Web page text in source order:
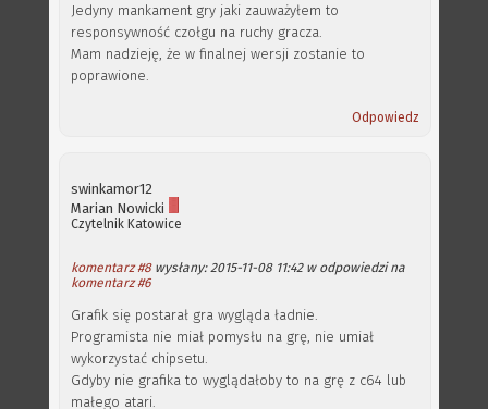
Jedyny mankament gry jaki zauważyłem to
responsywność czołgu na ruchy gracza.
Mam nadzieję, że w finalnej wersji zostanie to
poprawione.
Odpowiedz
swinkamor12
Marian Nowicki
Czytelnik Katowice
komentarz #8wysłany: 2015-11-08 11:42 w odpowiedzi na
komentarz #6
Grafik się postarał gra wygląda ładnie.
Programista nie miał pomysłu na grę, nie umiał
wykorzystać chipsetu.
Gdyby nie grafika to wyglądałoby to na grę z c64 lub
małego atari.